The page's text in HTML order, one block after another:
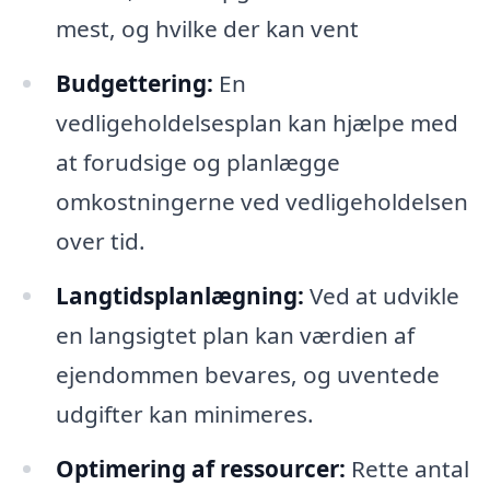
mest, og hvilke der kan vent
Budgettering: En
vedligeholdelsesplan kan hjælpe med
at forudsige og planlægge
omkostningerne ved vedligeholdelsen
over tid.
Langtidsplanlægning: Ved at udvikle
en langsigtet plan kan værdien af
ejendommen bevares, og uventede
udgifter kan minimeres.
Optimering af ressourcer: Rette antal